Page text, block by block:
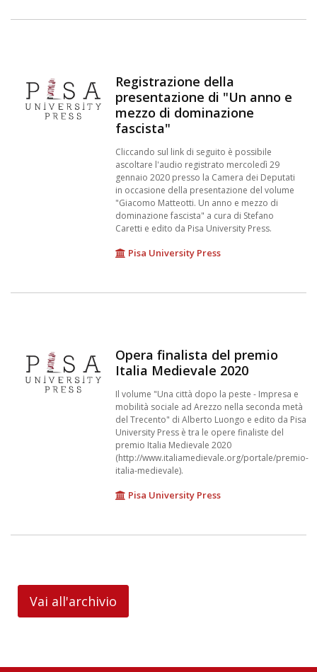
Registrazione della
presentazione di "Un anno e
mezzo di dominazione
fascista"
Cliccando sul link di seguito è possibile
ascoltare l'audio registrato mercoledì 29
gennaio 2020 presso la Camera dei Deputati
in occasione della presentazione del volume
"Giacomo Matteotti. Un anno e mezzo di
dominazione fascista" a cura di Stefano
Caretti e edito da Pisa University Press.
Pisa University Press
Opera finalista del premio
Italia Medievale 2020
Il volume "Una città dopo la peste - Impresa e
mobilità sociale ad Arezzo nella seconda metà
del Trecento" di Alberto Luongo e edito da Pisa
University Press è tra le opere finaliste del
premio Italia Medievale 2020
(http://www.italiamedievale.org/portale/premio-
italia-medievale).
Pisa University Press
Vai all'archivio